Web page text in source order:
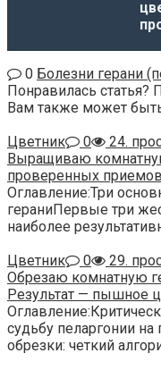
0 Болезни герани
Понравилась статья?
Вам также может
Цветник
0
24.
Выращиваю
проверенных приемов
Оглавление:Три
гераниПервые три
наиболее
Цветник
0
29.
Обрезаю комнатную
Результат — пышное
судьбу пеларгонии
обрезки: четкий